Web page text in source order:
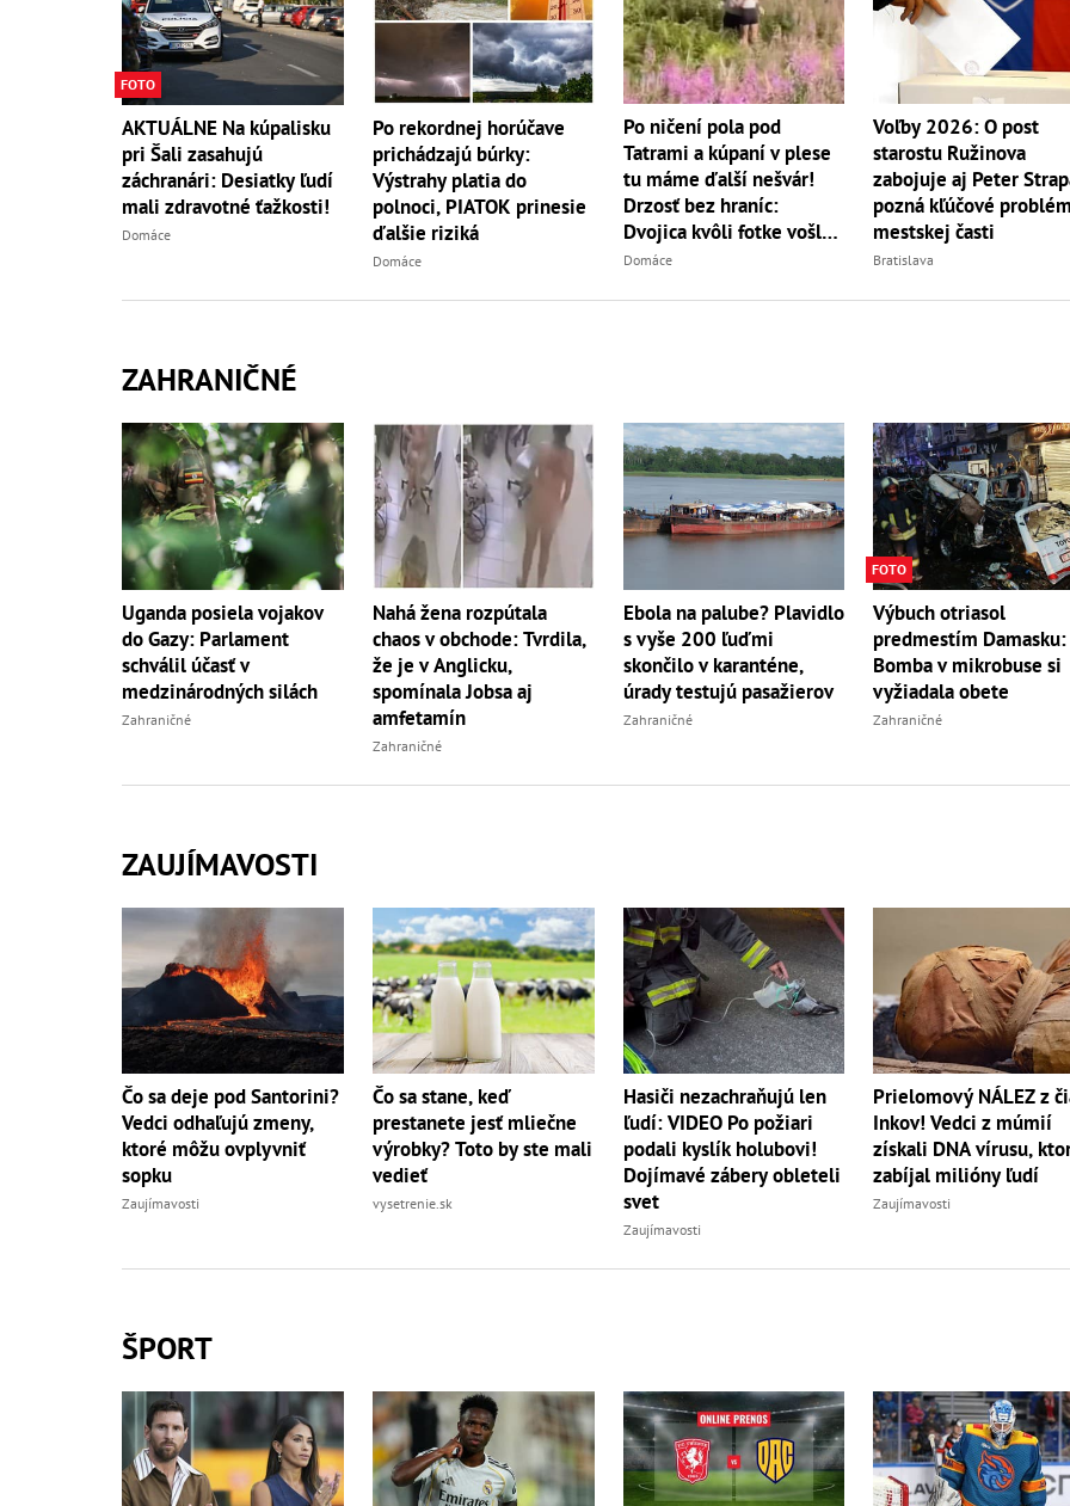
FOTO
AKTUÁLNE Na kúpalisku
pri Šali zasahujú
záchranári: Desiatky ľudí
mali zdravotné ťažkosti!
Domáce
Po rekordnej horúčave
prichádzajú búrky:
Výstrahy platia do
polnoci, PIATOK prinesie
ďalšie riziká
Domáce
Po ničení pola pod
Tatrami a kúpaní v plese
tu máme ďalší nešvár!
Drzosť bez hraníc:
Dvojica kvôli fotke vošla
do...
Domáce
Voľby 2026: O post
starostu Ružinova
zabojuje aj Peter
pozná kľúčové
mestskej časti
Bratislava
ZAHRANIČNÉ
Uganda posiela vojakov
do Gazy: Parlament
schválil účasť v
medzinárodných silách
Zahraničné
Nahá žena rozpútala
chaos v obchode: Tvrdila,
že je v Anglicku,
spomínala Jobsa aj
amfetamín
Zahraničné
Ebola na palube? Plavidlo
s vyše 200 ľuďmi
skončilo v karanténe,
úrady testujú pasažierov
Zahraničné
FOTO
Výbuch otriasol
predmestím Damasku:
Bomba v mikrobuse si
vyžiadala obete
Zahraničné
ZAUJÍMAVOSTI
Čo sa deje pod Santorini?
Vedci odhaľujú zmeny,
ktoré môžu ovplyvniť
sopku
Zaujímavosti
Čo sa stane, keď
prestanete jesť mliečne
výrobky? Toto by ste mali
vedieť
vysetrenie.sk
Hasiči nezachraňujú len
ľudí: VIDEO Po požiari
podali kyslík holubovi!
Dojímavé zábery obleteli
svet
Zaujímavosti
Prielomový NÁLEZ z
Inkov! Vedci z múmií
získali DNA vírusu,
zabíjal milióny ľudí
Zaujímavosti
ŠPORT